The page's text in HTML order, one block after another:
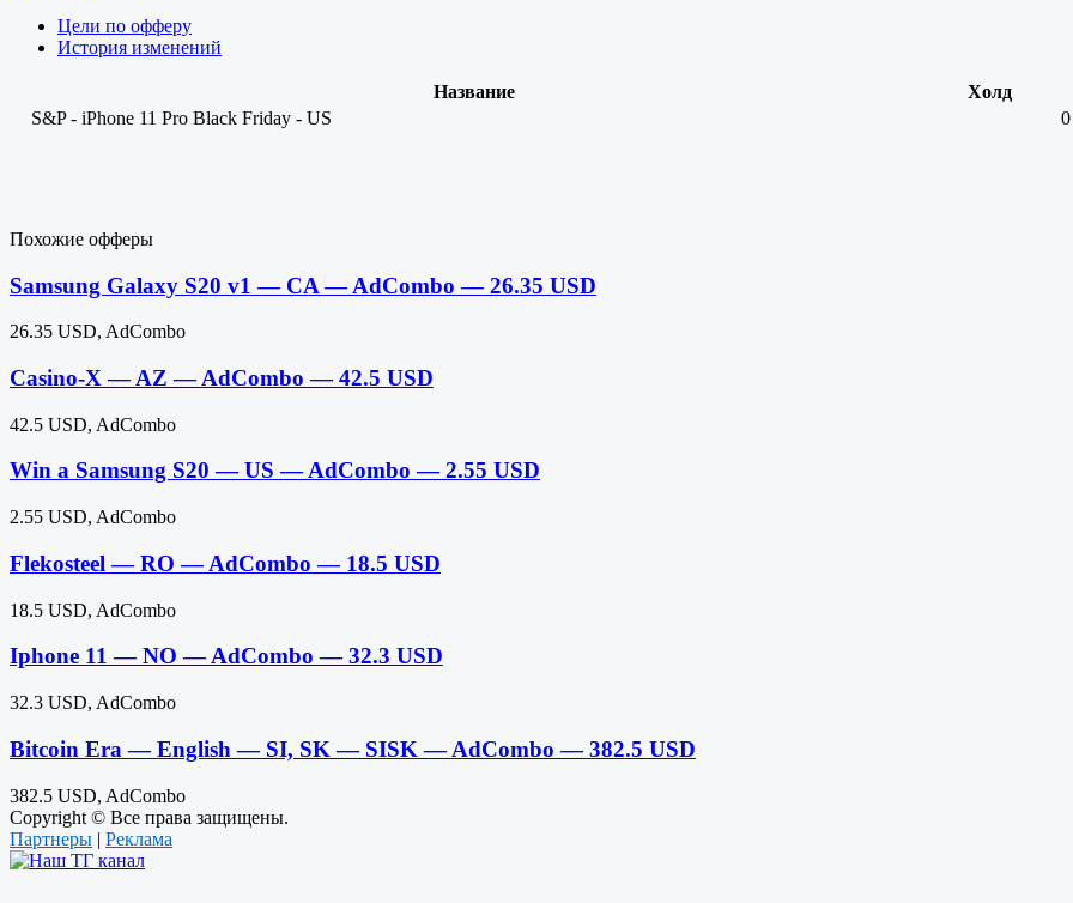
Цели по офферу
История изменений
Название
Холд
S&P - iPhone 11 Pro Black Friday - US
0
Похожие офферы
Samsung Galaxy S20 v1 — CA — AdCombo — 26.35 USD
26.35 USD, AdCombo
Casino-X — AZ — AdCombo — 42.5 USD
42.5 USD, AdCombo
Win a Samsung S20 — US — AdCombo — 2.55 USD
2.55 USD, AdCombo
Flekosteel — RO — AdCombo — 18.5 USD
18.5 USD, AdCombo
Iphone 11 — NO — AdCombo — 32.3 USD
32.3 USD, AdCombo
Bitcoin Era — English — SI, SK — SISK — AdCombo — 382.5 USD
382.5 USD, AdCombo
Copyright © Все права защищены.
Партнеры | Реклама